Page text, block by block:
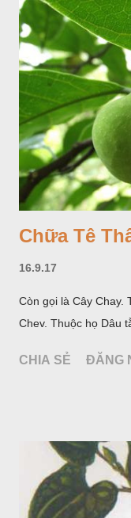
Chữa Tê
16.9.17
Còn gọi là Cây Chay.
Chev. Thuộc họ Dâu
CHIA SẺ ĐĂNG